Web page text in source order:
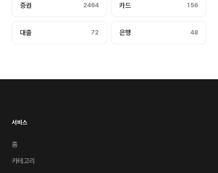
증권 2464 카드 156
대출 72 은행 48
서비스
홈
카테고리